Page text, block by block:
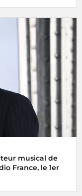
musical de
France, le 1er